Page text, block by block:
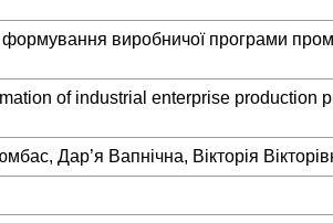
виробничої програми
of industrial enterprise production
Дар’я Вапнічна, Вікторія